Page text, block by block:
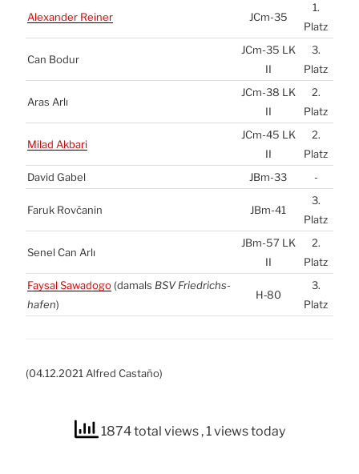
Alex­an­der Rei­ner JCm-35
1.
Platz
Can Bodur
JCm-35 LK
II
3.
Platz
Aras Arlı
JCm-38 LK
II
2.
Platz
Milad Akba­ri
JCm-45 LK
II
2.
Platz
David Gabel
JBm-33 -
Faruk Rovča­nin JBm-41
3.
Platz
Sen­el Can Arlı
JBm-57 LK
II
2.
Platz
Fay­sal Sawa­do­go (damals BSVFried­richs­
ha­fen)
H‑80
3.
Platz
(04.12.2021 Alfred Cas­ta­ño)
1874 total views , 1 views today